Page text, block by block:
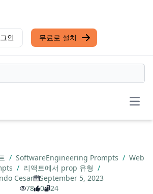
인 무료로 설치
/ SoftwareEngineering Prompts / Web
/ 리액트에서 prop 유형 /
Cesar
September 5, 2023
78
0 24